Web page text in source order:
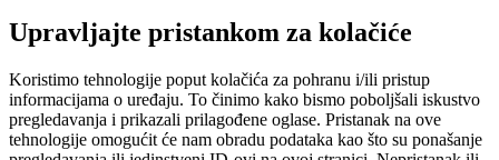
Upravljajte pristankom za kolačiće
Koristimo tehnologije poput kolačića za pohranu i/ili pristup
informacijama o uređaju. To činimo kako bismo poboljšali iskustvo
pregledavanja i prikazali prilagođene oglase. Pristanak na ove
tehnologije omogućit će nam obradu podataka kao što su ponašanje